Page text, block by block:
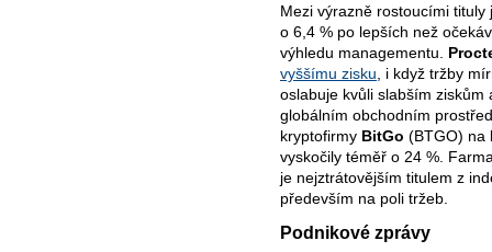
Mezi výrazně rostoucími
o 6,4 % po lepších než
výhledu managementu.
vyššímu zisku , i když tržby
oslabuje kvůli slabším ziskům
globálním obchodním
kryptofirmy BitGo (BTGO) na
vyskočily téměř o 24 %.
je nejztrátovějším titulem z
především na poli tržeb.
Podnikové zprávy